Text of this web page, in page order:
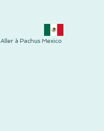
Aller à Pachus Mexico